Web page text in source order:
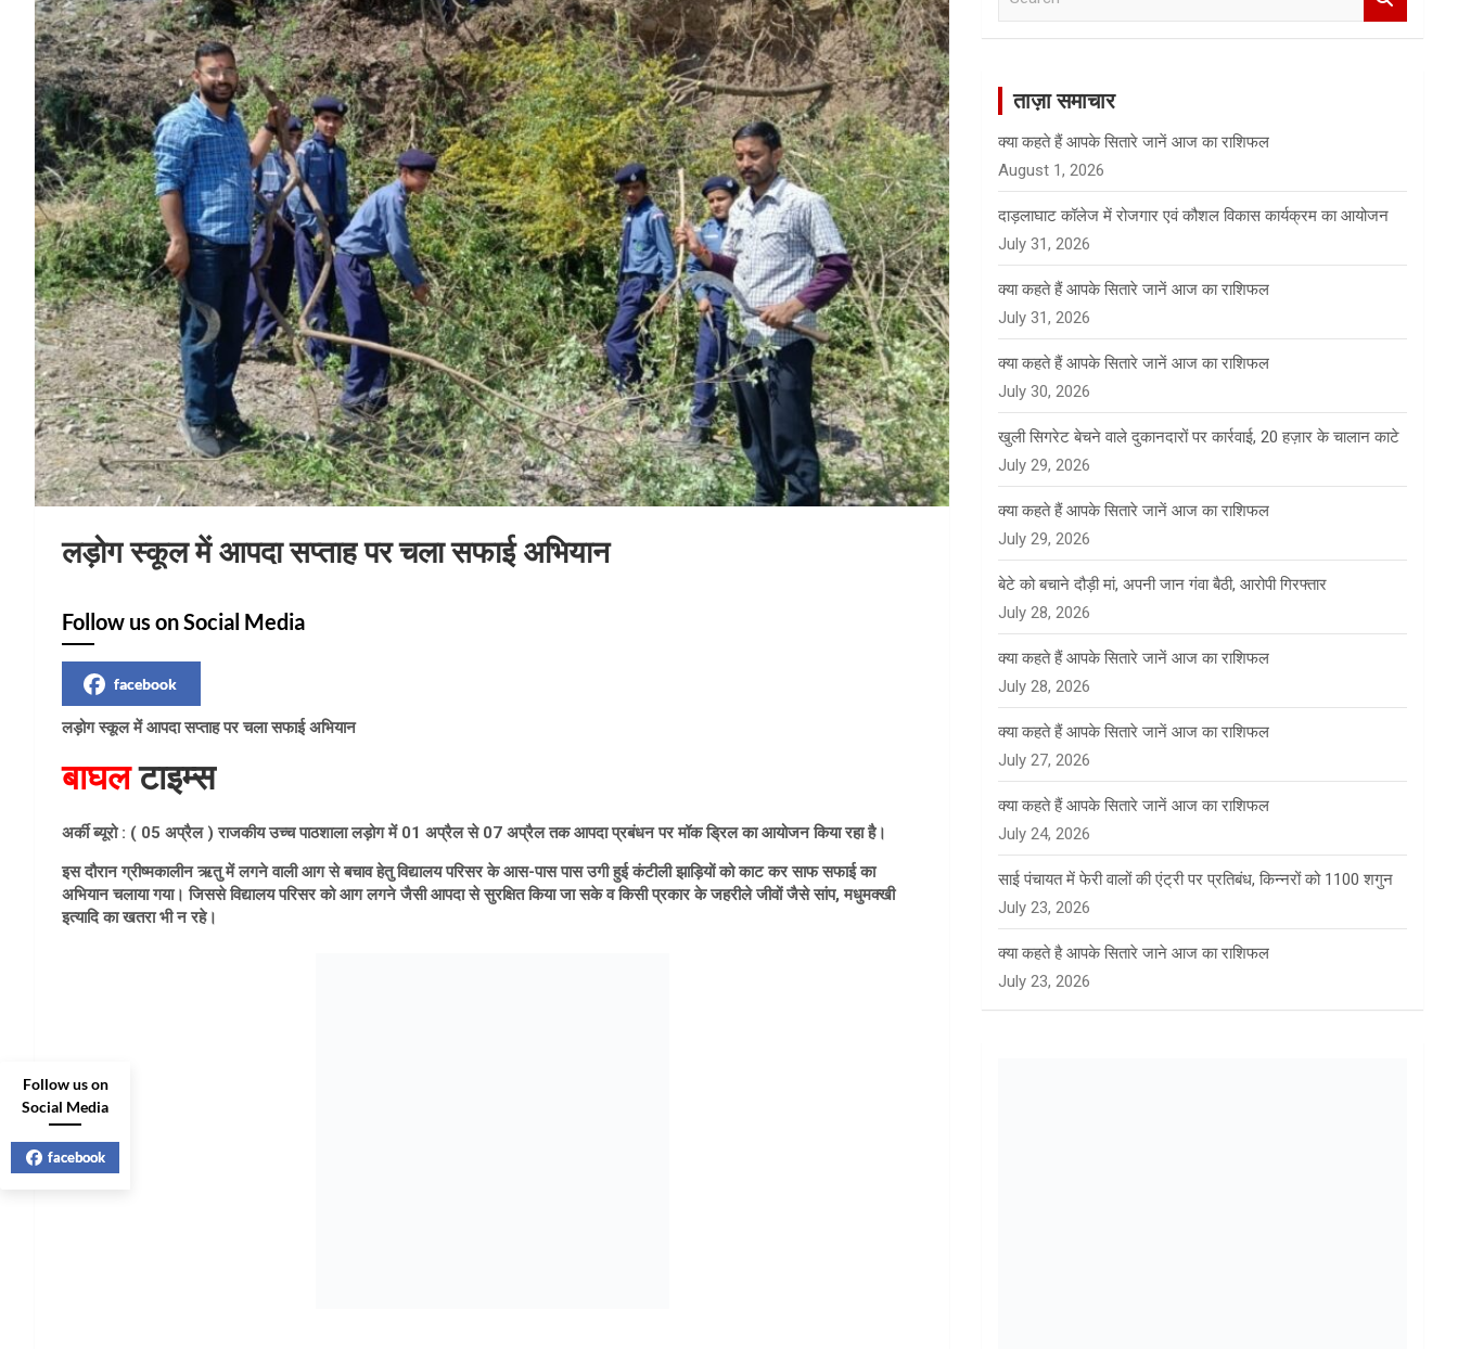
HP News.
लड़ोग स्कूल में आपदा सप्ताह पर चला सफाई अभियान
Follow us on Social Media
facebook
लड़ोग स्कूल में आपदा सप्ताह पर चला सफाई अभियान
बाघलटाइम्स
अर्की ब्यूरो : ( 05 अप्रैल ) राजकीय उच्च पाठशाला लड़ोग में 01 अप्रैल से 07 अप्रैल तक आपदा प्रबंधन पर मॉक ड्रिल का आयोजन किया रहा है।
इस दौरान ग्रीष्मकालीन ऋतु में लगने वाली आग से बचाव हेतु विद्यालय परिसर के आस-पास पास उगी हुई कंटीली झाड़ियों को काट कर साफ सफाई का
अभियान चलाया गया। जिससे विद्यालय परिसर को आग लगने जैसी आपदा से सुरक्षित किया जा सके व किसी प्रकार के जहरीले जीवों जैसे सांप, मधुमक्खी
इत्यादि का खतरा भी न रहे।
ताज़ा समाचार
क्या कहते हैं आपके सितारे जानें आज का राशिफल
August 1, 2026
दाड़लाघाट कॉलेज में रोजगार एवं कौशल विकास कार्यक्रम का आयोजन
July 31, 2026
क्या कहते हैं आपके सितारे जानें आज का राशिफल
July 31, 2026
क्या कहते हैं आपके सितारे जानें आज का राशिफल
July 30, 2026
खुली सिगरेट बेचने वाले दुकानदारों पर कार्रवाई, 20 हज़ार के चालान काटे
July 29, 2026
क्या कहते हैं आपके सितारे जानें आज का राशिफल
July 29, 2026
बेटे को बचाने दौड़ी मां, अपनी जान गंवा बैठी, आरोपी गिरफ्तार
July 28, 2026
क्या कहते हैं आपके सितारे जानें आज का राशिफल
July 28, 2026
क्या कहते हैं आपके सितारे जानें आज का राशिफल
July 27, 2026
क्या कहते हैं आपके सितारे जानें आज का राशिफल
July 24, 2026
साई पंचायत में फेरी वालों की एंट्री पर प्रतिबंध, किन्नरों को 1100 शगुन
July 23, 2026
क्या कहते है आपके सितारे जाने आज का राशिफल
July 23, 2026
Follow us on
Social Media
facebook